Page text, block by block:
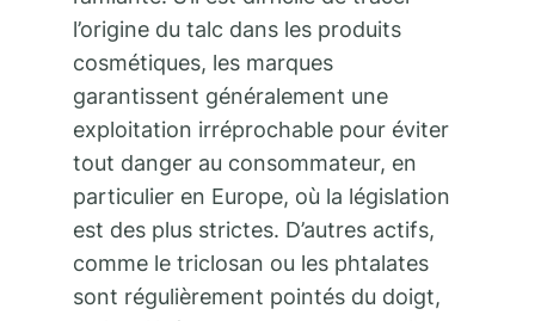
l’origine du talc dans les produits
cosmétiques, les marques
garantissent généralement une
exploitation irréprochable pour éviter
tout danger au consommateur, en
particulier en Europe, où la législation
est des plus strictes. D’autres actifs,
comme le triclosan ou les phtalates
sont régulièrement pointés du doigt,